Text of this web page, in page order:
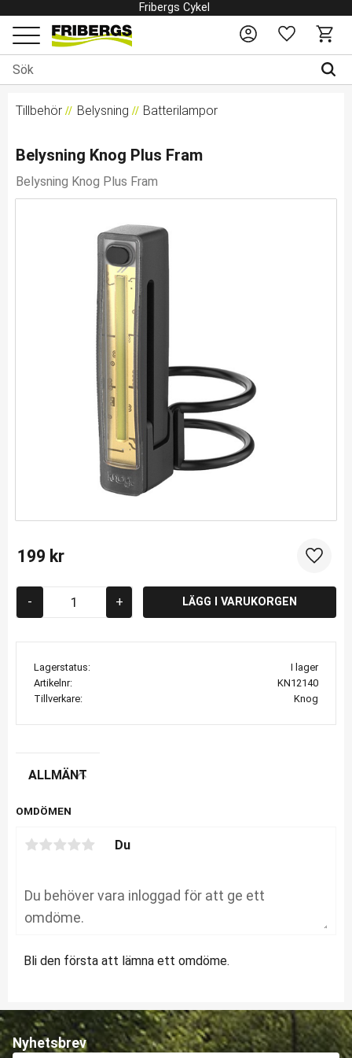
Meny
Fribergs Cykel
Favoriter
Tillbehör Belysning Batterilampor
Belysning Knog Plus Fram
Belysning Knog Plus Fram
199 kr
+
-
Lägg
Lagerstatus
I lager
Artikelnr
KN12140
Tillverkare
Knog
ALLMÄNT
OMDÖMEN
Du
Bli den första att lämna ett omdöme.
Nyhetsbrev